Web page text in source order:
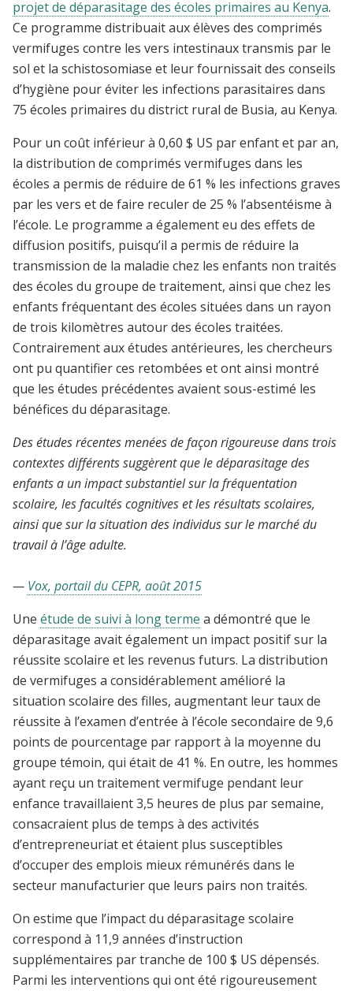
projet de déparasitage des écoles primaires au Kenya.
Ce programme distribuait aux élèves des comprimés
vermifuges contre les vers intestinaux transmis par le
sol et la schistosomiase et leur fournissait des conseils
d’hygiène pour éviter les infections parasitaires dans
75 écoles primaires du district rural de Busia, au Kenya.
Pour un coût inférieur à 0,60 $ US par enfant et par an,
la distribution de comprimés vermifuges dans les
écoles a permis de réduire de 61 % les infections graves
par les vers et de faire reculer de 25 % l’absentéisme à
l’école. Le programme a également eu des effets de
diffusion positifs, puisqu’il a permis de réduire la
transmission de la maladie chez les enfants non traités
des écoles du groupe de traitement, ainsi que chez les
enfants fréquentant des écoles situées dans un rayon
de trois kilomètres autour des écoles traitées.
Contrairement aux études antérieures, les chercheurs
ont pu quantifier ces retombées et ont ainsi montré
que les études précédentes avaient sous-estimé les
bénéfices du déparasitage.
Des études récentes menées de façon rigoureuse dans trois
contextes différents suggèrent que le déparasitage des
enfants a un impact substantiel sur la fréquentation
scolaire, les facultés cognitives et les résultats scolaires,
ainsi que sur la situation des individus sur le marché du
travail à l’âge adulte.
— Vox, portail du CEPR, août 2015
Une étude de suivi à long terme a démontré que le
déparasitage avait également un impact positif sur la
réussite scolaire et les revenus futurs. La distribution
de vermifuges a considérablement amélioré la
situation scolaire des filles, augmentant leur taux de
réussite à l’examen d’entrée à l’école secondaire de 9,6
points de pourcentage par rapport à la moyenne du
groupe témoin, qui était de 41 %. En outre, les hommes
ayant reçu un traitement vermifuge pendant leur
enfance travaillaient 3,5 heures de plus par semaine,
consacraient plus de temps à des activités
d’entrepreneuriat et étaient plus susceptibles
d’occuper des emplois mieux rémunérés dans le
secteur manufacturier que leurs pairs non traités.
On estime que l’impact du déparasitage scolaire
correspond à 11,9 années d’instruction
supplémentaires par tranche de 100 $ US dépensés.
Parmi les interventions qui ont été rigoureusement